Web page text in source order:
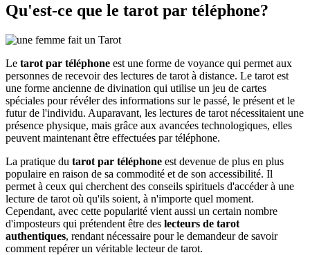
Qu'est-ce que le tarot par téléphone?
Le tarot par téléphone est une forme de voyance qui permet aux
personnes de recevoir des lectures de tarot à distance. Le tarot est
une forme ancienne de divination qui utilise un jeu de cartes
spéciales pour révéler des informations sur le passé, le présent et le
futur de l'individu. Auparavant, les lectures de tarot nécessitaient une
présence physique, mais grâce aux avancées technologiques, elles
peuvent maintenant être effectuées par téléphone.
La pratique du tarot par téléphone est devenue de plus en plus
populaire en raison de sa commodité et de son accessibilité. Il
permet à ceux qui cherchent des conseils spirituels d'accéder à une
lecture de tarot où qu'ils soient, à n'importe quel moment.
Cependant, avec cette popularité vient aussi un certain nombre
d'imposteurs qui prétendent être des lecteurs de tarot
authentiques, rendant nécessaire pour le demandeur de savoir
comment repérer un véritable lecteur de tarot.